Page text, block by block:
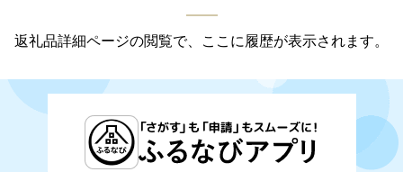
返礼品詳細ページの閲覧で、ここに履歴が表示されます。